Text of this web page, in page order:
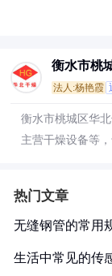
衡水市桃
法人:杨艳霞
衡水市桃城区华
主营干燥设备等
热门文章
无缝钢管的常用
生活中常见的传